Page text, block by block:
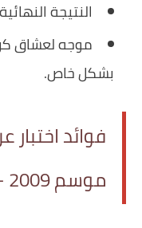
النتيجة
موجه لعشاق
بشكل خاص.
فوائد اختبار
موسم 2009 - 2010